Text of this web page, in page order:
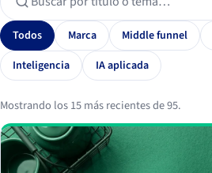
Todos Marca Middle funnel
Inteligencia
IA aplicada
Mostrando los 15 más recientes de 95.